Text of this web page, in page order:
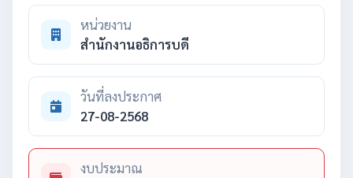
หน่วยงาน
สำนักงานอธิการบดี
วันที่ลงประกาศ
27-08-2568
งบประมาณ